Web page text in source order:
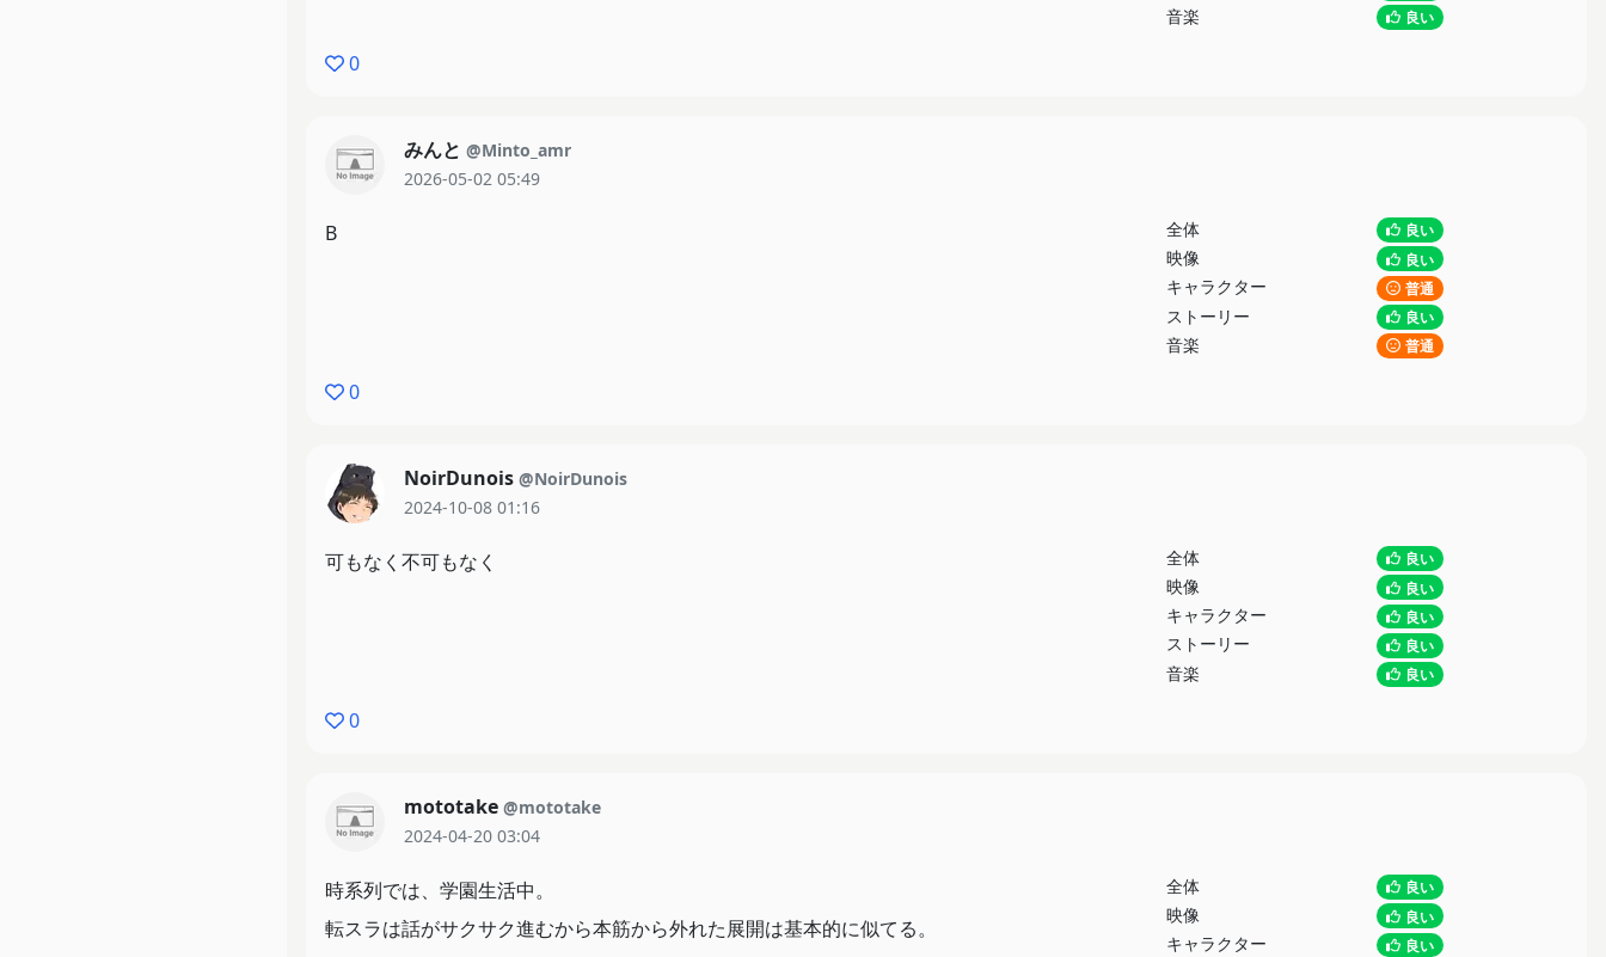
音楽 良い
0
みんと @Minto_amr
2026-05-02 05:49
全体 良い
映像 良い
キャラクター 普通
ストーリー 良い
音楽 普通
B
0
NoirDunois @NoirDunois
2024-10-08 01:16
全体 良い
映像 良い
キャラクター 良い
ストーリー 良い
音楽 良い
可もなく不可もなく
0
mototake @mototake
2024-04-20 03:04
全体 良い
映像 良い
キャラクター 良い
時系列では、学園生活中。
転スラは話がサクサク進むから本筋から外れた展開は基本的に似てる。